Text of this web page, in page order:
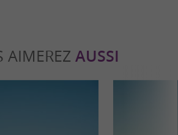
AIMEREZ AUSSI